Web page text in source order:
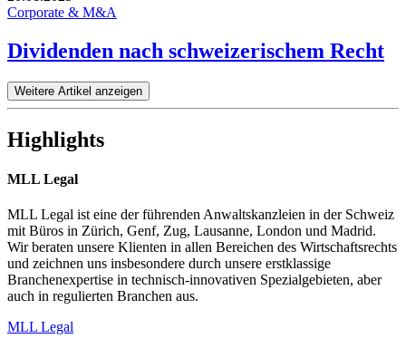
Corporate & M&A
Dividenden nach schweizerischem Recht
Weitere Artikel anzeigen
Highlights
MLL Legal
MLL Legal ist eine der führenden Anwaltskanzleien in der Schweiz
mit Büros in Zürich, Genf, Zug, Lausanne, London und Madrid.
Wir beraten unsere Klienten in allen Bereichen des Wirtschaftsrechts
und zeichnen uns insbesondere durch unsere erstklassige
Branchenexpertise in technisch-innovativen Spezialgebieten, aber
auch in regulierten Branchen aus.
MLL Legal